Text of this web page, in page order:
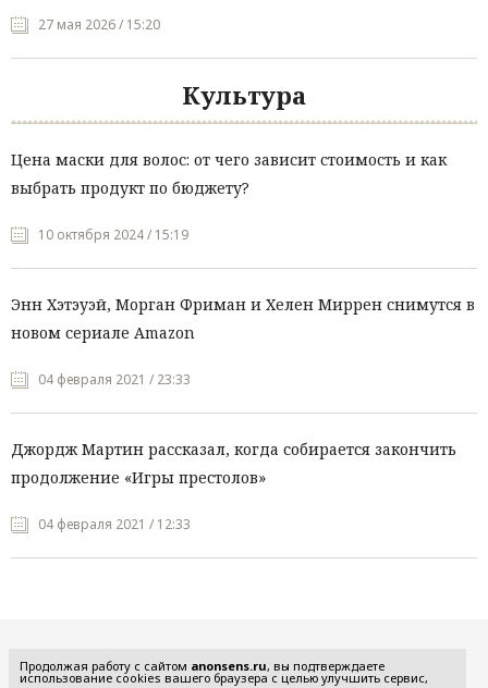
27 мая 2026 / 15:20
Культура
Цена маски для волос: от чего зависит стоимость и как
выбрать продукт по бюджету?
10 октября 2024 / 15:19
Энн Хэтэуэй, Морган Фриман и Хелен Миррен снимутся в
новом сериале Amazon
04 февраля 2021 / 23:33
Джордж Мартин рассказал, когда собирается закончить
продолжение «Игры престолов»
04 февраля 2021 / 12:33
Продолжая работу с сайтом anonsens.ru, вы подтверждаете
использование cookies вашего браузера с целью улучшить сервис,